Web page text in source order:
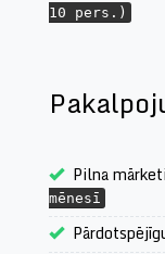
10 pers.)
Pilna
mēnesī